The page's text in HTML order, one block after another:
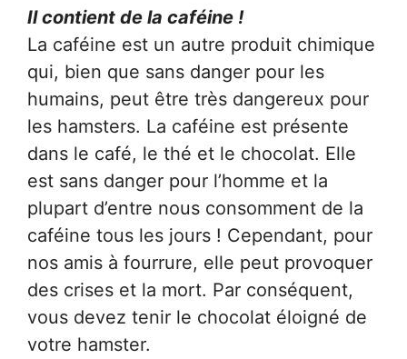
Il contient de la caféine !
La caféine est un autre produit chimique
qui, bien que sans danger pour les
humains, peut être très dangereux pour
les hamsters. La caféine est présente
dans le café, le thé et le chocolat. Elle
est sans danger pour l’homme et la
plupart d’entre nous consomment de la
caféine tous les jours ! Cependant, pour
nos amis à fourrure, elle peut provoquer
des crises et la mort. Par conséquent,
vous devez tenir le chocolat éloigné de
votre hamster.